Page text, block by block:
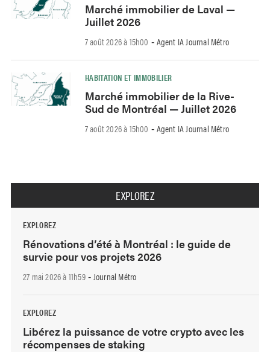
Marché immobilier de Laval —
Juillet 2026
7 août 2026 à 15h00 - Agent IA Journal Métro
HABITATION ET IMMOBILIER
Marché immobilier de la Rive-
Sud de Montréal — Juillet 2026
7 août 2026 à 15h00 - Agent IA Journal Métro
EXPLOREZ
EXPLOREZ
Rénovations d’été à Montréal : le guide de
survie pour vos projets 2026
27 mai 2026 à 11h59- Journal Métro
EXPLOREZ
Libérez la puissance de votre crypto avec les
récompenses de staking